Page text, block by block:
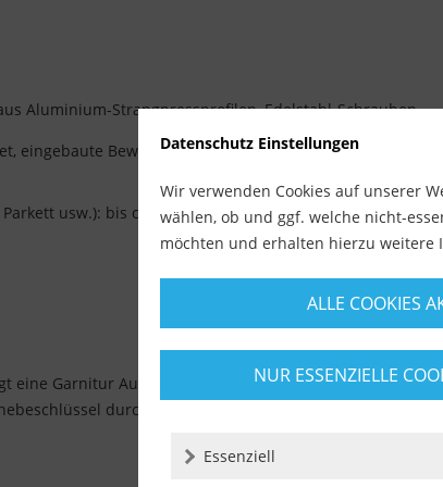
Aluminium-Strangpressprofilen, Edelstahl-Schrauben
eingebaute Bewehrung ermöglicht ein aufbringen eines
usw.): bis ca 30mm
eine Garnitur Aushebeschlüssel sowie eine genaue
durch einfaches Eindrehen hochgeliftet.
Datenschutz Einstellungen
Wir verwenden Cookies auf unserer
wählen, ob und ggf. welche nicht-
möchten und erhalten hierzu weitere
ALLE COOKIES
NUR ESSENZIELLE
Essenziell